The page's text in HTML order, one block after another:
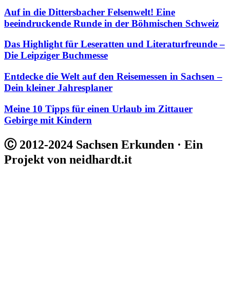
Auf in die Dittersbacher Felsenwelt! Eine
beeindruckende Runde in der Böhmischen Schweiz
Das Highlight für Leseratten und Literaturfreunde –
Die Leipziger Buchmesse
Entdecke die Welt auf den Reisemessen in Sachsen –
Dein kleiner Jahresplaner
Meine 10 Tipps für einen Urlaub im Zittauer
Gebirge mit Kindern
Ⓒ 2012-2024 Sachsen Erkunden · Ein
Projekt von neidhardt.it